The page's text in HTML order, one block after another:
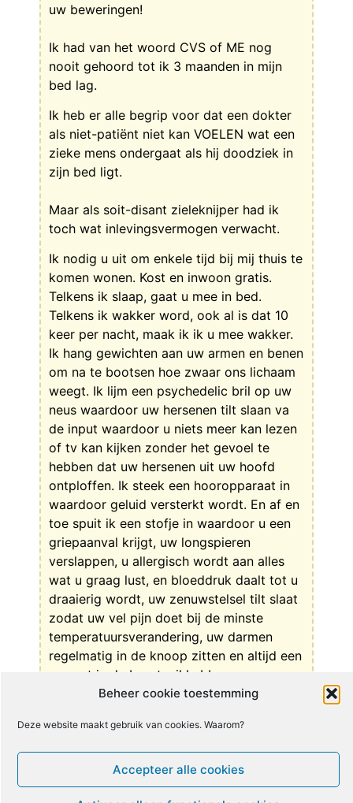
Beheer cookie toestemming
Deze website maakt gebruik van cookies. Waarom?
Accepteer alle cookies
uw beweringen!
Ik had van het woord CVS of ME nog
nooit gehoord tot ik 3 maanden in mijn
bed lag.
Ik heb er alle begrip voor dat een dokter
als niet-patiënt niet kan VOELEN wat een
zieke mens ondergaat als hij doodziek in
zijn bed ligt.
Maar als soit-disant zieleknijper had ik
toch wat inlevingsvermogen verwacht.
Ik nodig u uit om enkele tijd bij mij thuis te
komen wonen. Kost en inwoon gratis.
Telkens ik slaap, gaat u mee in bed.
Telkens ik wakker word, ook al is dat 10
keer per nacht, maak ik ik u mee wakker.
Ik hang gewichten aan uw armen en benen
om na te bootsen hoe zwaar ons lichaam
weegt. Ik lijm een psychedelic bril op uw
neus waardoor uw hersenen tilt slaan va
de input waardoor u niets meer kan lezen
of tv kan kijken zonder het gevoel te
hebben dat uw hersenen uit uw hoofd
ontploffen. Ik steek een hooropparaat in
waardoor geluid versterkt wordt. En af en
toe spuit ik een stofje in waardoor u een
griepaanval krijgt, uw longspieren
verslappen, u allergisch wordt aan alles
wat u graag lust, en bloeddruk daalt tot u
draaierig wordt, uw zenuwstelsel tilt slaat
zodat uw vel pijn doet bij de minste
temperatuursverandering, uw darmen
regelmatig in de knoop zitten en altijd een
wc-pot in de buurt wil hebben enz.
u voor onderzoeken naar specialisten die
u zullen zeggen dat u niets heeft en als u
een beetje geluk heeft, mag u naar het
cvs-centrum waar ze u zullen zeggen dat